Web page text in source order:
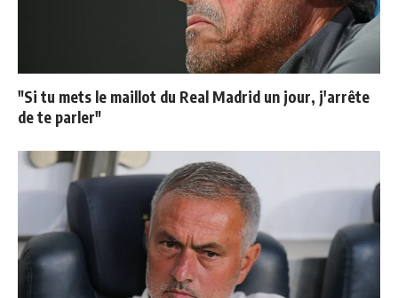
"Si tu mets le maillot du Real Madrid un jour, j'arrête
de te parler"